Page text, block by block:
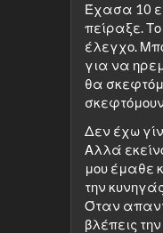
Έχασα 10
πείραξε. Το
έλεγχο.
για να
θα
Δεν έχω
Αλλά
μου έμαθε
την
Όταν
βλέπεις